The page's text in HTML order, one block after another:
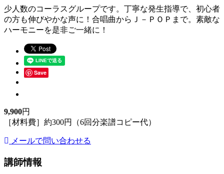
少人数のコーラスグループです。丁寧な発生指導で、初心者
の方も伸びやかな声に！合唱曲からＪ－ＰＯＰまで。素敵な
ハーモニーを是非ご一緒に！
Save
9,900円
［材料費］約300円（6回分楽譜コピー代）
メールで問い合わせる
講師情報